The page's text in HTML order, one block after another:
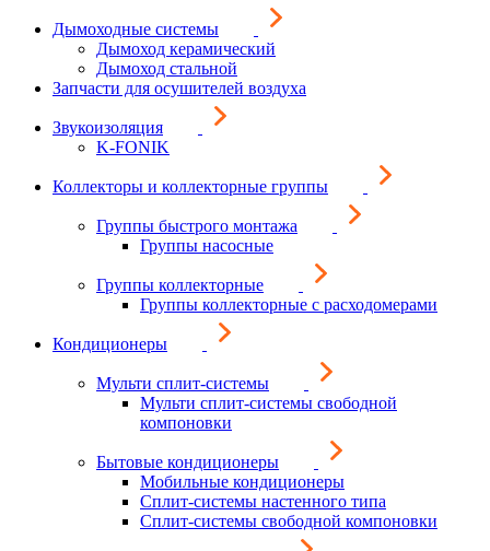
Дымоходные системы
Дымоход керамический
Дымоход стальной
Запчасти для осушителей воздуха
Звукоизоляция
K-FONIK
Коллекторы и коллекторные группы
Группы быстрого монтажа
Группы насосные
Группы коллекторные
Группы коллекторные с расходомерами
Кондиционеры
Мульти сплит-системы
Мульти сплит-системы свободной
компоновки
Бытовые кондиционеры
Мобильные кондиционеры
Сплит-системы настенного типа
Сплит-системы свободной компоновки